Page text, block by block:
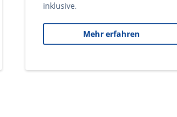
inklusive.
Mehr erfahren